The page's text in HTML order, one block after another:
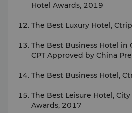
Hotel Awards, 2019
The Best Luxury Hotel,
The Best Business Hotel in
CPT Approved by China
The Best Business Hotel,
The Best Leisure Hotel,
Awards, 2017